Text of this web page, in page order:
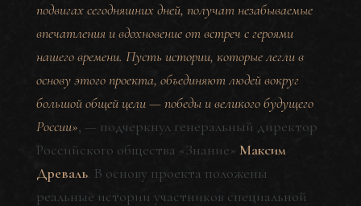
подвигах сегодняшних дней, получат незабываемые
впечатления и вдохновение от встреч с героями
нашего времени. Пусть истории, которые легли в
основу этого проекта, объединяют людей вокруг
большой общей цели — победы и великого будущего
России», — подчеркнул генеральный директор
Российского общества «Знание» Максим
Древаль. В основу проекта положены
реальные истории участников специальной